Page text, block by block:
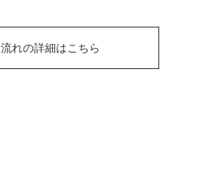
流れの詳細はこちら